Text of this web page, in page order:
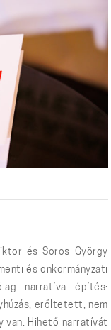
és Soros György
és önkormányzati
narratíva építés:
erőltetett, nem
van. Hihető narratívát